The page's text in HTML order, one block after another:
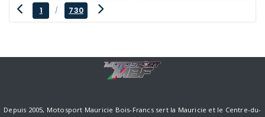
1 / 730
Depuis 2005, Motosport Mauricie Bois-Francs sert la Mauricie et le Centre-du-